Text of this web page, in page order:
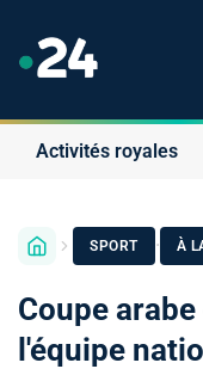
Activités royales
SPORT · À
Coupe
l'équipe